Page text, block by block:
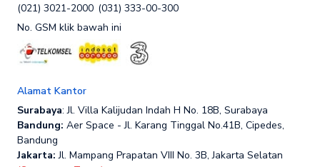
(021) 3021-2000 (031) 333-00-300
No. GSM klik bawah ini
Alamat Kantor
Surabaya: Jl. Villa Kalijudan Indah H No. 18B, Surabaya
Bandung: Aer Space - Jl. Karang Tinggal No.41B, Cipedes,
Bandung
Jakarta: Jl. Mampang Prapatan VIII No. 3B, Jakarta Selatan